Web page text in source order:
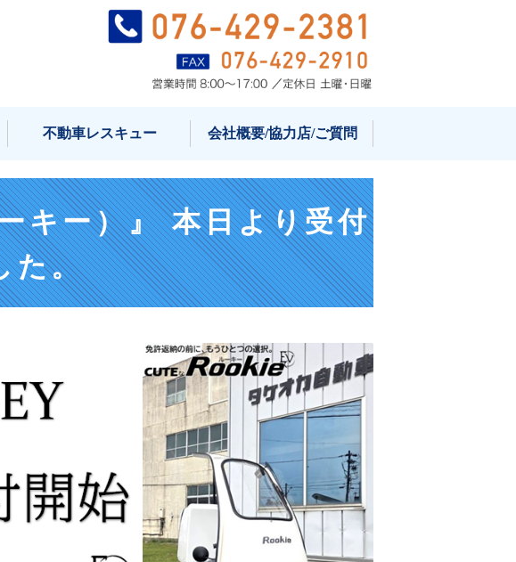
車工芸｜ミニカー・小型自動車・マイクロカ
不動車レスキュー 会社概要/協力店/ご質問
キー）』 本日より受付
た。